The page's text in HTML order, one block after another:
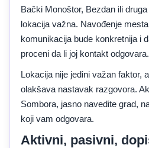
Bački Monoštor, Bezdan ili
lokacija važna. Navođenje
komunikacija bude konkretnija i
proceni da li joj kontakt odgovara.
Lokacija nije jedini važan faktor,
olakšava nastavak razgovora.
Sombora, jasno navedite grad,
koji vam odgovara.
Aktivni, pasivni,